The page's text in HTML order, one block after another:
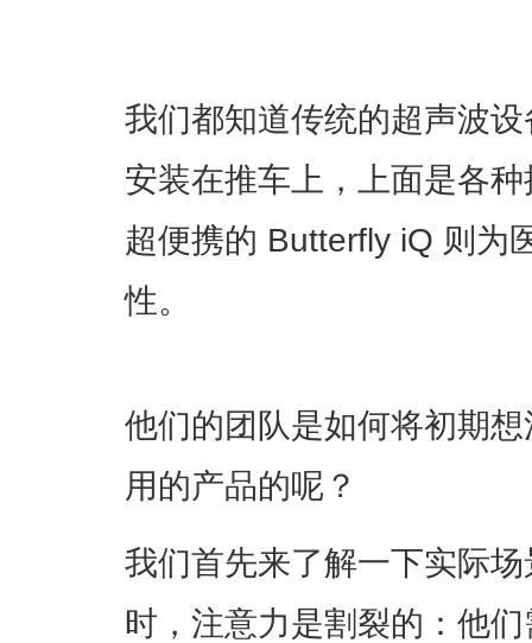
我们都知道传统的超声波
安装在推车上，上面是各
超便携的 Butterfly iQ 则为
性。
他们的团队是如何将初期
用的产品的呢？
我们首先来了解一下实际
时，注意力是割裂的：他